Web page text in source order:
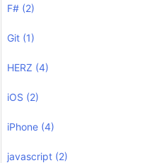
F# (2)
Git (1)
HERZ (4)
iOS (2)
iPhone (4)
javascript (2)